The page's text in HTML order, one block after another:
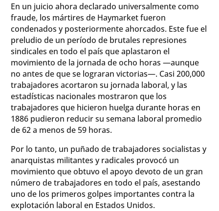
En un juicio ahora declarado universalmente como
fraude, los mártires de Haymarket fueron
condenados y posteriormente ahorcados. Este fue el
preludio de un período de brutales represiones
sindicales en todo el país que aplastaron el
movimiento de la jornada de ocho horas —aunque
no antes de que se lograran victorias—. Casi 200,000
trabajadores acortaron su jornada laboral, y las
estadísticas nacionales mostraron que los
trabajadores que hicieron huelga durante horas en
1886 pudieron reducir su semana laboral promedio
de 62 a menos de 59 horas.
Por lo tanto, un puñado de trabajadores socialistas y
anarquistas militantes y radicales provocó un
movimiento que obtuvo el apoyo devoto de un gran
número de trabajadores en todo el país, asestando
uno de los primeros golpes importantes contra la
explotación laboral en Estados Unidos.